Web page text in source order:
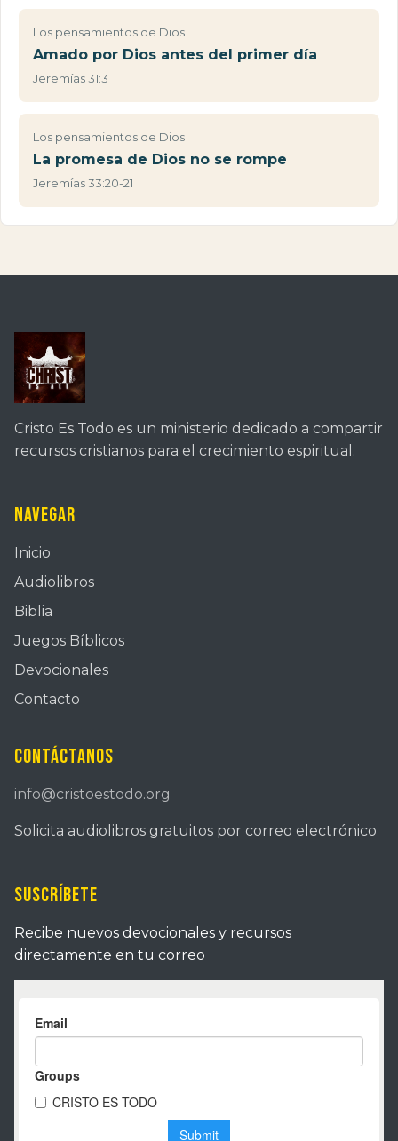
Los pensamientos de Dios
Amado por Dios antes del primer día
Jeremías 31:3
Los pensamientos de Dios
La promesa de Dios no se rompe
Jeremías 33:20-21
Cristo Es Todo es un ministerio dedicado a compartir
recursos cristianos para el crecimiento espiritual.
Navegar
Inicio
Audiolibros
Biblia
Juegos Bíblicos
Devocionales
Contacto
Contáctanos
info@cristoestodo.org
Solicita audiolibros gratuitos por correo electrónico
Suscríbete
Recibe nuevos devocionales y recursos
directamente en tu correo